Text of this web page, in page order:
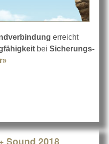
erreicht
bei Sicherungs-
Sound 2018